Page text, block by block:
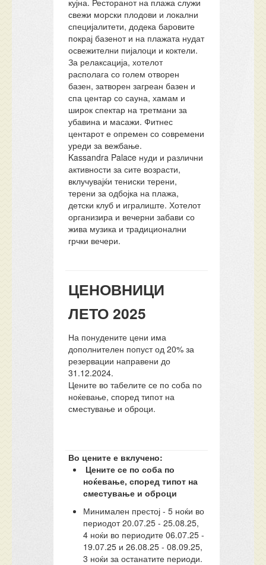
кујна. Ресторанот на плажа служи
свежи морски плодови и локални
специјалитети, додека баровите
покрај базенот и на плажата нудат
освежителни пијалоци и коктели.
За релаксација, хотелот
располага со голем отворен
базен, затворен загреан базен и
спа центар со сауна, хамам и
широк спектар на третмани за
убавина и масажи. Фитнес
центарот е опремен со современи
уреди за вежбање.
Kassandra Palace нуди и различни
активности за сите возрасти,
вклучувајќи тениски терени,
терени за одбојка на плажа,
детски клуб и игралиште. Хотелот
организира и вечерни забави со
жива музика и традиционални
грчки вечери.
ЦЕНОВНИЦИ
ЛЕТО 2025
На понудените цени има
дополнителен попуст од 20% за
резервации направени до
31.12.2024.
Цените во табелите се по соба по
ноќевање, според типот на
сместување и оброци.
Во цените е вклучено:
Цените се по соба по
ноќевање, според типот на
сместување и оброци
Минимален престој - 5 ноќи во
периодот 20.07.25 - 25.08.25,
4 ноќи во периодите 06.07.25 -
19.07.25 и 26.08.25 - 08.09.25,
3 ноќи за останатите периоди.